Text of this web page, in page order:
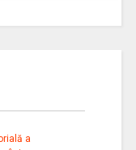
a